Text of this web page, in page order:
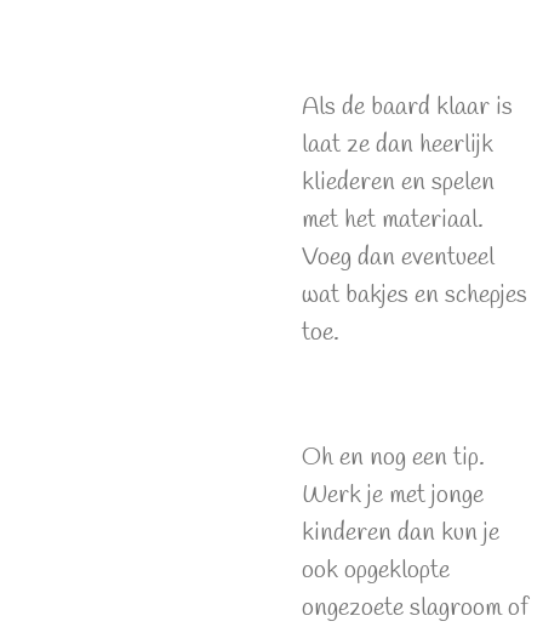
Als de baard klaar is
laat ze dan heerlijk
kliederen en spelen
met het materiaal.
Voeg dan eventueel
wat bakjes en schepjes
toe.
Oh en nog een tip.
Werk je met jonge
kinderen dan kun je
ook opgeklopte
ongezoete slagroom of